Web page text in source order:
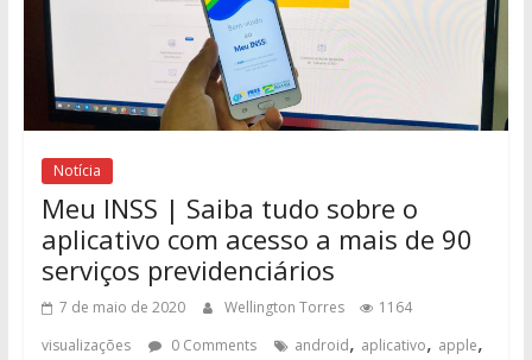
Notícia
Meu INSS | Saiba tudo sobre o
aplicativo com acesso a mais de 90
serviços previdenciários
7 de maio de 2020 Wellington Torres
1164
visualizações
0 Comments android, aplicativo, apple,